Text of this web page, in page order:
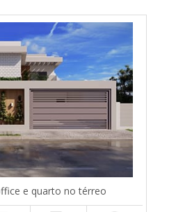
e quarto no térreo